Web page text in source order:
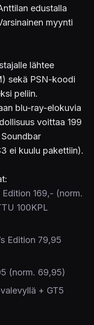
edustalla
myynti
lähtee
sekä PSN-koodi
peliin.
blu-ray-elokuvia
voittaa 199
ei kuulu pakettiin).
169,- (norm.
100KPL
Edition 79,95
(norm. 69,95)
+ GT5